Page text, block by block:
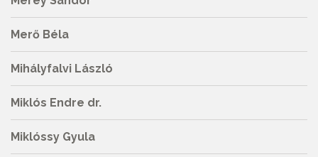
Merő Béla
Mihályfalvi László
Miklós Endre dr.
Miklóssy Gyula